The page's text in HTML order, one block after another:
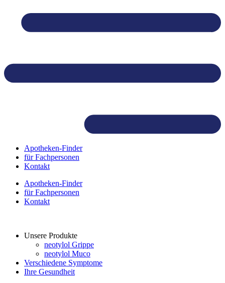
content
Apotheken-Finder
für Fachpersonen
Kontakt
Apotheken-Finder
für Fachpersonen
Kontakt
Unsere Produkte
neotylol Grippe
neotylol Muco
Verschiedene Symptome
Ihre Gesundheit